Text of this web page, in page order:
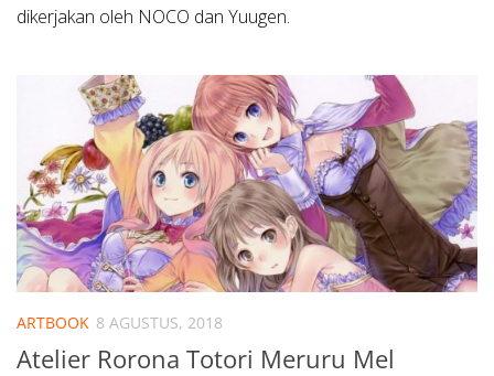
dikerjakan oleh NOCO dan Yuugen.
ARTBOOK 8 AGUSTUS, 2018
Atelier Rorona Totori Meruru Mel